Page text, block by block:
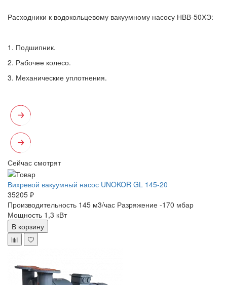
Расходники к водокольцевому вакуумному насосу НВВ-50ХЭ:
1. Подшипник.
2. Рабочее колесо.
3. Механические уплотнения.
Сейчас смотрят
Вихревой вакуумный насос UNOKOR GL 145-20
35205 ₽
Производительность 145 м3/час Разряжение -170 мбар
Мощность 1,3 кВт
В корзину